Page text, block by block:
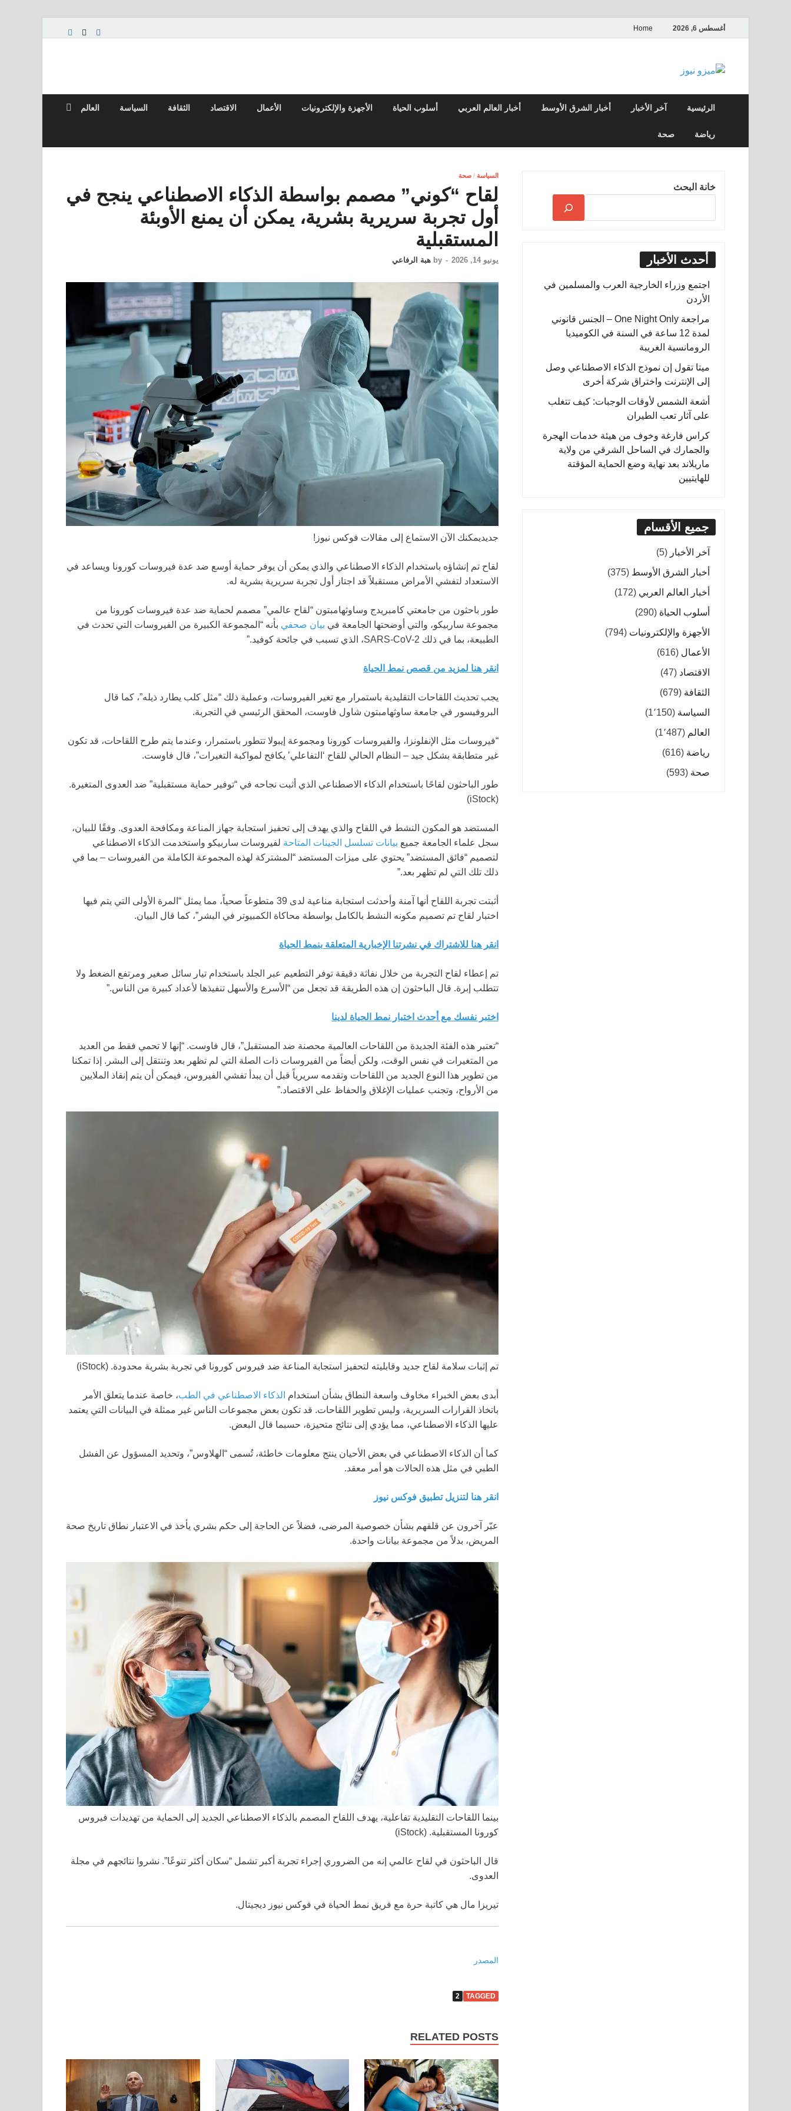
أغسطس 6, 2026 Home
ميزو نيوز
الرئيسية آخر الأخبار أخبار الشرق الأوسط أخبار العالم العربي أسلوب الحياة الأجهزة والإلكترونيات الأعمال الاقتصاد الثقافة السياسة العالم
رياضة صحة
السياسة / صحة
لقاح “كوني” مصمم بواسطة الذكاء الاصطناعي ينجح في
أول تجربة سريرية بشرية، يمكن أن يمنع الأوبئة
المستقبلية
يونيو 14, 2026 -
by هبة الرفاعي
جديديمكنك الآن الاستماع إلى مقالات فوكس نيوز!
لقاح تم إنشاؤه باستخدام الذكاء الاصطناعي والذي يمكن أن يوفر حماية أوسع ضد عدة فيروسات كورونا ويساعد في
الاستعداد لتفشي الأمراض مستقبلاً قد اجتاز أول تجربة سريرية بشرية له.
طور باحثون من جامعتي كامبريدج وساوثهامبتون “لقاح عالمي” مصمم لحماية ضد عدة فيروسات كورونا من
مجموعة ساربيكو، والتي أوضحتها الجامعة في بيان صحفي بأنه “المجموعة الكبيرة من الفيروسات التي تحدث في
الطبيعة، بما في ذلك SARS-CoV-2، الذي تسبب في جائحة كوفيد.”
انقر هنا لمزيد من قصص نمط الحياة
يجب تحديث اللقاحات التقليدية باستمرار مع تغير الفيروسات، وعملية ذلك “مثل كلب يطارد ذيله”، كما قال
البروفيسور في جامعة ساوثهامبتون شاول فاوست، المحقق الرئيسي في التجربة.
“فيروسات مثل الإنفلونزا، والفيروسات كورونا ومجموعة إيبولا تتطور باستمرار، وعندما يتم طرح اللقاحات، قد تكون
غير متطابقة بشكل جيد – النظام الحالي للقاح ‘التفاعلي’ يكافح لمواكبة التغيرات”، قال فاوست.
طور الباحثون لقاحًا باستخدام الذكاء الاصطناعي الذي أثبت نجاحه في “توفير حماية مستقبلية” ضد العدوى المتغيرة.
(iStock)
المستضد هو المكون النشط في اللقاح والذي يهدف إلى تحفيز استجابة جهاز المناعة ومكافحة العدوى. وفقًا للبيان،
سجل علماء الجامعة جميع بيانات تسلسل الجينات المتاحة لفيروسات ساربيكو واستخدمت الذكاء الاصطناعي
لتصميم “فائق المستضد” يحتوي على ميزات المستضد “المشتركة لهذه المجموعة الكاملة من الفيروسات – بما في
ذلك تلك التي لم تظهر بعد.”
أثبتت تجربة اللقاح أنها آمنة وأحدثت استجابة مناعية لدى 39 متطوعاً صحياً، مما يمثل “المرة الأولى التي يتم فيها
اختبار لقاح تم تصميم مكونه النشط بالكامل بواسطة محاكاة الكمبيوتر في البشر”، كما قال البيان.
انقر هنا للاشتراك في نشرتنا الإخبارية المتعلقة بنمط الحياة
تم إعطاء لقاح التجربة من خلال نفاثة دقيقة توفر التطعيم عبر الجلد باستخدام تيار سائل صغير ومرتفع الضغط ولا
تتطلب إبرة. قال الباحثون إن هذه الطريقة قد تجعل من “الأسرع والأسهل تنفيذها لأعداد كبيرة من الناس.”
اختبر نفسك مع أحدث اختبار نمط الحياة لدينا
“تعتبر هذه الفئة الجديدة من اللقاحات العالمية محصنة ضد المستقبل”، قال فاوست. “إنها لا تحمي فقط من العديد
من المتغيرات في نفس الوقت، ولكن أيضاً من الفيروسات ذات الصلة التي لم تظهر بعد وتنتقل إلى البشر. إذا تمكنا
من تطوير هذا النوع الجديد من اللقاحات وتقدمه سريرياً قبل أن يبدأ تفشي الفيروس، فيمكن أن يتم إنقاذ الملايين
من الأرواح، وتجنب عمليات الإغلاق والحفاظ على الاقتصاد.”
تم إثبات سلامة لقاح جديد وقابليته لتحفيز استجابة المناعة ضد فيروس كورونا في تجربة بشرية محدودة. (iStock)
أبدى بعض الخبراء مخاوف واسعة النطاق بشأن استخدام الذكاء الاصطناعي في الطب، خاصة عندما يتعلق الأمر
باتخاذ القرارات السريرية، وليس تطوير اللقاحات. قد تكون بعض مجموعات الناس غير ممثلة في البيانات التي يعتمد
عليها الذكاء الاصطناعي، مما يؤدي إلى نتائج متحيزة، حسبما قال البعض.
كما أن الذكاء الاصطناعي في بعض الأحيان ينتج معلومات خاطئة، تُسمى “الهلاوس”، وتحديد المسؤول عن الفشل
الطبي في مثل هذه الحالات هو أمر معقد.
انقر هنا لتنزيل تطبيق فوكس نيوز
عبّر آخرون عن قلقهم بشأن خصوصية المرضى، فضلاً عن الحاجة إلى حكم بشري يأخذ في الاعتبار نطاق تاريخ صحة
المريض، بدلاً من مجموعة بيانات واحدة.
بينما اللقاحات التقليدية تفاعلية، يهدف اللقاح المصمم بالذكاء الاصطناعي الجديد إلى الحماية من تهديدات فيروس
كورونا المستقبلية. (iStock)
قال الباحثون في لقاح عالمي إنه من الضروري إجراء تجربة أكبر تشمل “سكان أكثر تنوعًا”. نشروا نتائجهم في مجلة
العدوى.
تيريزا مال هي كاتبة حرة مع فريق نمط الحياة في فوكس نيوز ديجيتال.
المصدر
TAGGED
2
RELATED POSTS
خانة البحث
أحدث الأخبار
اجتمع وزراء الخارجية العرب والمسلمين في
الأردن
مراجعة One Night Only – الجنس قانوني
لمدة 12 ساعة في السنة في الكوميديا
الرومانسية الغريبة
ميتا تقول إن نموذج الذكاء الاصطناعي وصل
إلى الإنترنت واختراق شركة أخرى
أشعة الشمس لأوقات الوجبات: كيف تتغلب
على آثار تعب الطيران
كراس فارغة وخوف من هيئة خدمات الهجرة
والجمارك في الساحل الشرقي من ولاية
ماريلاند بعد نهاية وضع الحماية المؤقتة
للهايتيين
جميع الأقسام
آخر الأخبار (5)
أخبار الشرق الأوسط (375)
أخبار العالم العربي (172)
أسلوب الحياة (290)
الأجهزة والإلكترونيات (794)
الأعمال (616)
الاقتصاد (47)
الثقافة (679)
السياسة (1٬150)
العالم (1٬487)
رياضة (616)
صحة (593)